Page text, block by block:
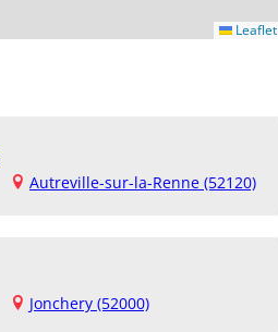
Leaflet
Autreville-sur-la-Renne (52120)
Jonchery (52000)